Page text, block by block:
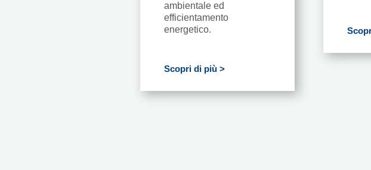
ambientale ed
efficientamento
energetico.
Scopri di più >